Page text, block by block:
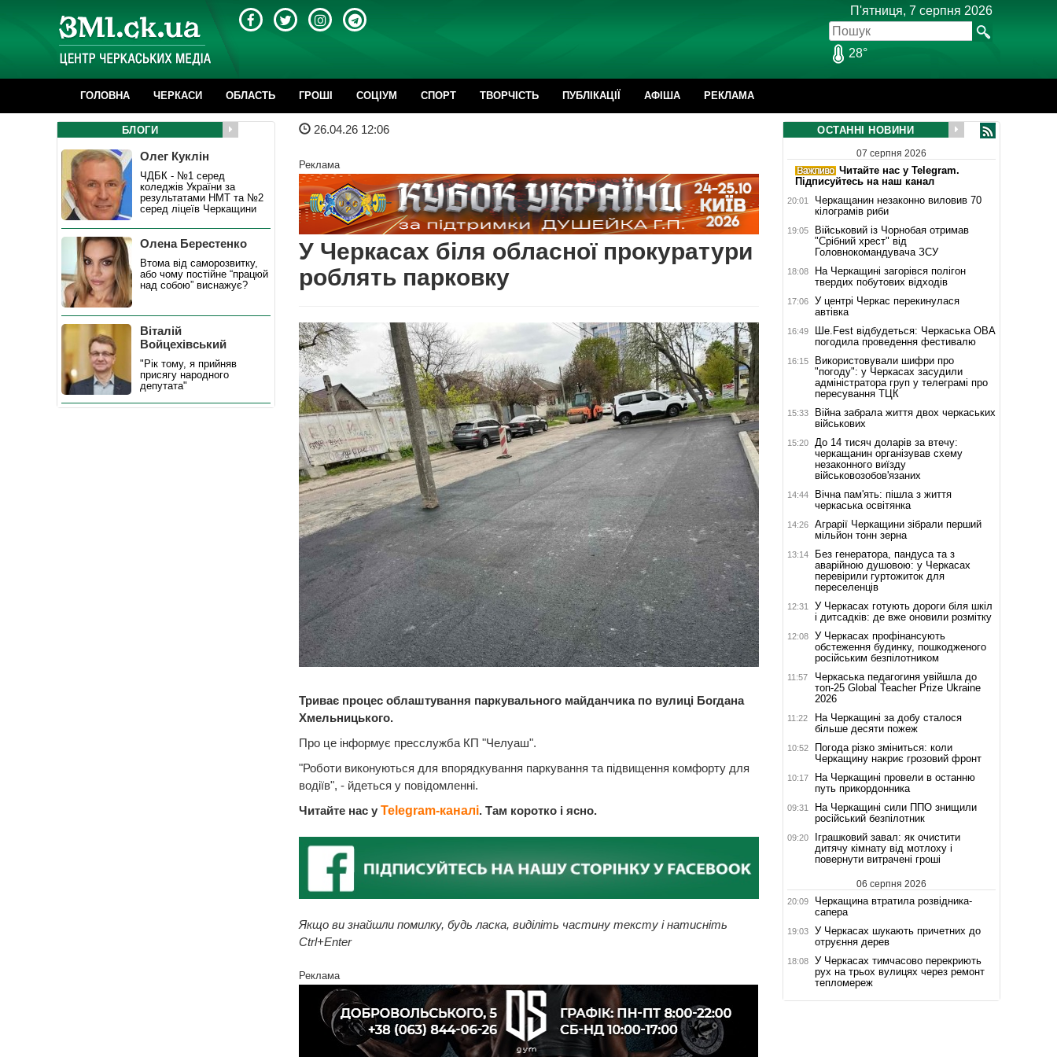
П'ятниця, 7 серпня 2026
28°
ГОЛОВНА ЧЕРКАСИ ОБЛАСТЬ ГРОШІ CОЦІУМ СПОРТ ТВОРЧІСТЬ ПУБЛІКАЦІЇ АФІША РЕКЛАМА
26.04.26 12:06
Реклама
У Черкасах біля обласної прокуратури
роблять парковку
Триває процес облаштування паркувального майданчика по вулиці Богдана
Хмельницького.
Про це інформує пресслужба КП "Челуаш".
"Роботи виконуються для впорядкування паркування та підвищення комфорту для
водіїв", - йдеться у повідомленні.
Читайте нас у Telegram-каналі. Там коротко і ясно.
Якщо ви знайшли помилку, будь ласка, виділіть частину тексту і натисніть
Ctrl+Enter
Реклама
БЛОГИ
Олег Куклін
ЧДБК - №1 серед
коледжів України за
результатами НМТ та №2
серед ліцеїв Черкащини
Олена Берестенко
Втома від саморозвитку,
або чому постійне “працюй
над собою” виснажує?
Віталій
Войцехівський
"Рік тому, я прийняв
присягу народного
депутата"
ОСТАННІ НОВИНИ
07 серпня 2026
Читайте нас у Telegram.
Підписуйтесь на наш канал
20:01
Черкащанин незаконно виловив 70
кілограмів риби
19:05
Військовий із Чорнобая отримав
"Срібний хрест" від
Головнокомандувача ЗСУ
18:08
На Черкащині загорівся полігон
твердих побутових відходів
17:06
У центрі Черкас перекинулася
автівка
16:49
Ше.Fest відбудеться: Черкаська ОВА
погодила проведення фестивалю
16:15
Використовували шифри про
"погоду": у Черкасах засудили
адміністратора груп у телеграмі про
пересування ТЦК
15:33
Війна забрала життя двох черкаських
військових
15:20
До 14 тисяч доларів за втечу:
черкащанин організував схему
незаконного виїзду
військовозобов'язаних
14:44
Вічна пам'ять: пішла з життя
черкаська освітянка
14:26
Аграрії Черкащини зібрали перший
мільйон тонн зерна
13:14
Без генератора, пандуса та з
аварійною душовою: у Черкасах
перевірили гуртожиток для
переселенців
12:31
У Черкасах готують дороги біля шкіл
і дитсадків: де вже оновили розмітку
12:08
У Черкасах профінансують
обстеження будинку, пошкодженого
російським безпілотником
11:57
Черкаська педагогиня увійшла до
топ-25 Global Teacher Prize Ukraine
2026
11:22
На Черкащині за добу сталося
більше десяти пожеж
10:52
Погода різко зміниться: коли
Черкащину накриє грозовий фронт
10:17
На Черкащині провели в останню
путь прикордонника
09:31
На Черкащині сили ППО знищили
російський безпілотник
09:20
Іграшковий завал: як очистити
дитячу кімнату від мотлоху і
повернути витрачені гроші
06 серпня 2026
20:09
Черкащина втратила розвідника-
сапера
19:03
У Черкасах шукають причетних до
отруєння дерев
18:08
У Черкасах тимчасово перекриють
рух на трьох вулицях через ремонт
тепломереж